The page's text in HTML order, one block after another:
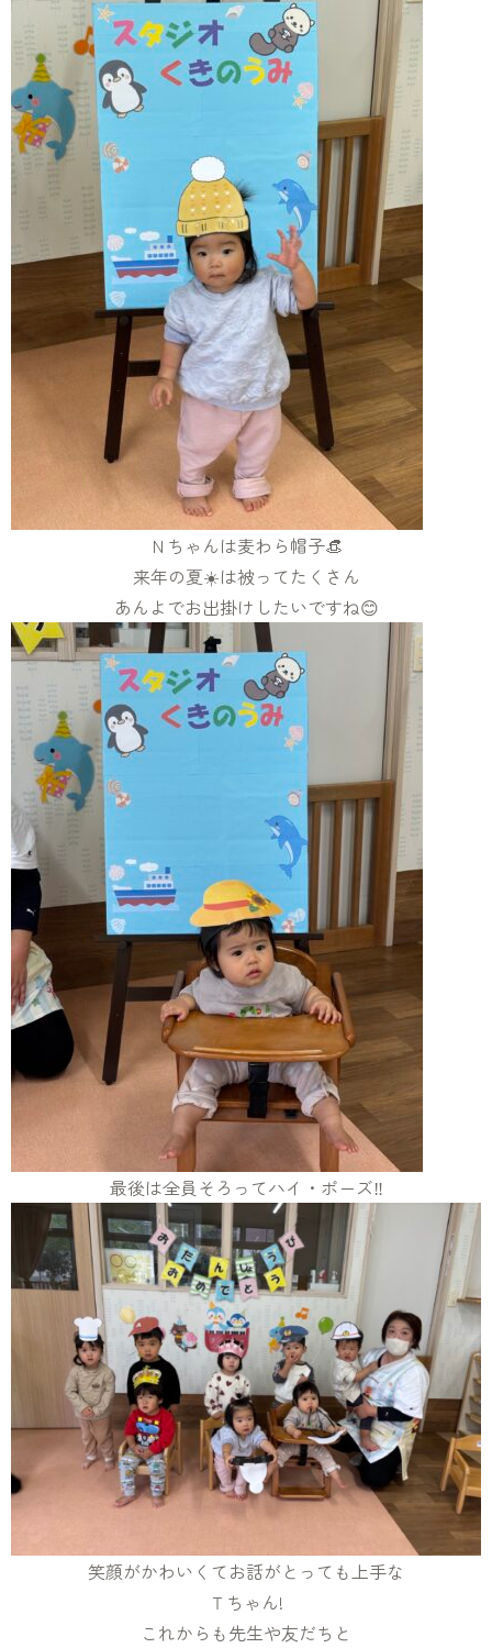
Ｎちゃんは麦わら帽子👒
来年の夏☀️は被ってたくさん
あんよでお出掛けしたいですね😊
最後は全員そろってハイ・ポーズ‼️
笑顔がかわいくてお話がとっても上手な
Ｔちゃん!
これからも先生や友だちと